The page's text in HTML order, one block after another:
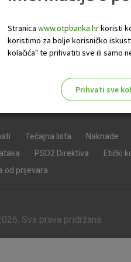
OTP banke
Tečajna lista Naknade
PSD2 Direktiva Etički
od prijevara
Sva prava pridržana.
Stranica www.otpbanka.hrkoristi
koristimo za bolje korisničko
kolačića" te prihvatiti sve ili samo
Prihvati sve